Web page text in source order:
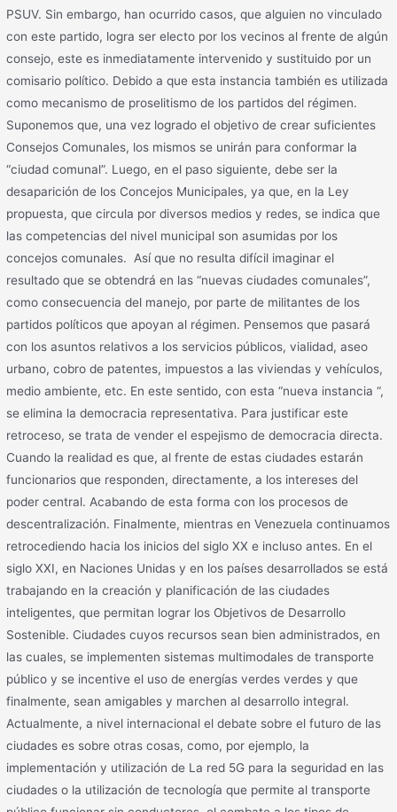
PSUV. Sin embargo, han ocurrido casos, que alguien no vinculado
con este partido, logra ser electo por los vecinos al frente de algún
consejo, este es inmediatamente intervenido y sustituido por un
comisario político. Debido a que esta instancia también es utilizada
como mecanismo de proselitismo de los partidos del régimen.
Suponemos que, una vez logrado el objetivo de crear suficientes
Consejos Comunales, los mismos se unirán para conformar la
“ciudad comunal”. Luego, en el paso siguiente, debe ser la
desaparición de los Concejos Municipales, ya que, en la Ley
propuesta, que circula por diversos medios y redes, se indica que
las competencias del nivel municipal son asumidas por los
concejos comunales. Así que no resulta difícil imaginar el
resultado que se obtendrá en las “nuevas ciudades comunales”,
como consecuencia del manejo, por parte de militantes de los
partidos políticos que apoyan al régimen. Pensemos que pasará
con los asuntos relativos a los servicios públicos, vialidad, aseo
urbano, cobro de patentes, impuestos a las viviendas y vehículos,
medio ambiente, etc. En este sentido, con esta “nueva instancia “,
se elimina la democracia representativa. Para justificar este
retroceso, se trata de vender el espejismo de democracia directa.
Cuando la realidad es que, al frente de estas ciudades estarán
funcionarios que responden, directamente, a los intereses del
poder central. Acabando de esta forma con los procesos de
descentralización. Finalmente, mientras en Venezuela continuamos
retrocediendo hacia los inicios del siglo XX e incluso antes. En el
siglo XXI, en Naciones Unidas y en los países desarrollados se está
trabajando en la creación y planificación de las ciudades
inteligentes, que permitan lograr los Objetivos de Desarrollo
Sostenible. Ciudades cuyos recursos sean bien administrados, en
las cuales, se implementen sistemas multimodales de transporte
público y se incentive el uso de energías verdes verdes y que
finalmente, sean amigables y marchen al desarrollo integral.
Actualmente, a nivel internacional el debate sobre el futuro de las
ciudades es sobre otras cosas, como, por ejemplo, la
implementación y utilización de La red 5G para la seguridad en las
ciudades o la utilización de tecnología que permite al transporte